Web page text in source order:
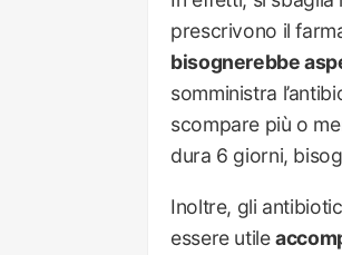
prescrivono il
bisognerebbe
somministra
scompare più o
dura 6 giorni,
Inoltre, gli
essere utile